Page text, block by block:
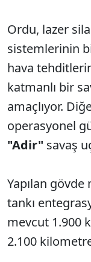
Ordu, lazer
sistemlerinin
hava
katmanlı bir
amaçlıyor.
operasyonel
"Adir" savaş
Yapılan
tankı
mevcut 1.900
2.100